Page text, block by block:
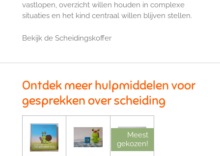
vastlopen, overzicht willen houden in complexe
situaties en het kind centraal willen blijven stellen.
Bekijk de Scheidingskoffer
Ontdek meer hulpmiddelen voor
gesprekken over scheiding
Meest
gekozen!